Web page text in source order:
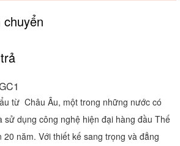
từ Châu Âu, một trong những nước có
sử dụng công nghệ hiện đại hàng đầu Thế
năm. Với thiết kế sang trọng và đẳng